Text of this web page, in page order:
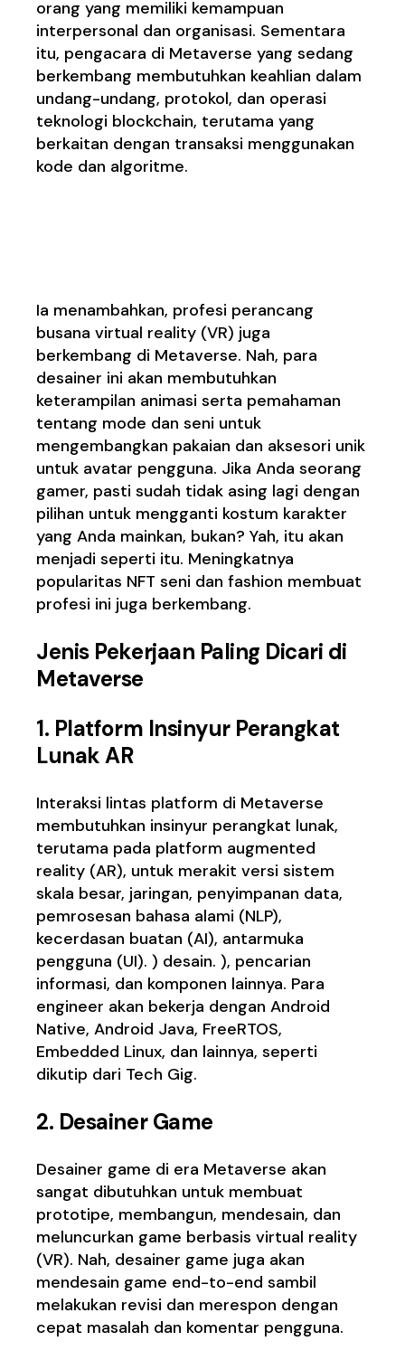
orang yang memiliki kemampuan
interpersonal dan organisasi. Sementara
itu, pengacara di Metaverse yang sedang
berkembang membutuhkan keahlian dalam
undang-undang, protokol, dan operasi
teknologi blockchain, terutama yang
berkaitan dengan transaksi menggunakan
kode dan algoritme.
Ia menambahkan, profesi perancang
busana virtual reality (VR) juga
berkembang di Metaverse. Nah, para
desainer ini akan membutuhkan
keterampilan animasi serta pemahaman
tentang mode dan seni untuk
mengembangkan pakaian dan aksesori unik
untuk avatar pengguna. Jika Anda seorang
gamer, pasti sudah tidak asing lagi dengan
pilihan untuk mengganti kostum karakter
yang Anda mainkan, bukan? Yah, itu akan
menjadi seperti itu. Meningkatnya
popularitas NFT seni dan fashion membuat
profesi ini juga berkembang.
Jenis Pekerjaan Paling Dicari di
Metaverse
1. Platform Insinyur Perangkat
Lunak AR
Interaksi lintas platform di Metaverse
membutuhkan insinyur perangkat lunak,
terutama pada platform augmented
reality (AR), untuk merakit versi sistem
skala besar, jaringan, penyimpanan data,
pemrosesan bahasa alami (NLP),
kecerdasan buatan (AI), antarmuka
pengguna (UI). ) desain. ), pencarian
informasi, dan komponen lainnya. Para
engineer akan bekerja dengan Android
Native, Android Java, FreeRTOS,
Embedded Linux, dan lainnya, seperti
dikutip dari Tech Gig.
2. Desainer Game
Desainer game di era Metaverse akan
sangat dibutuhkan untuk membuat
prototipe, membangun, mendesain, dan
meluncurkan game berbasis virtual reality
(VR). Nah, desainer game juga akan
mendesain game end-to-end sambil
melakukan revisi dan merespon dengan
cepat masalah dan komentar pengguna.